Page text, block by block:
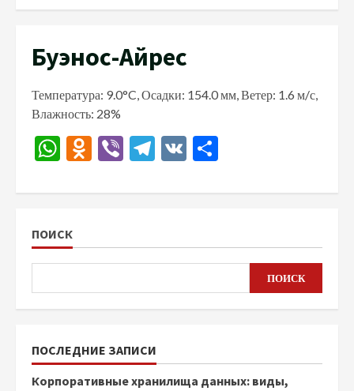
Буэнос-Айрес
Температура: 9.0°C, Осадки: 154.0 мм, Ветер: 1.6 м/с,
Влажность: 28%
WhatsApp
Odnoklassniki
ViberTelegram
VK
ПОИСК
ПОИСК
ПОСЛЕДНИЕ ЗАПИСИ
Корпоративные хранилища данных: виды,